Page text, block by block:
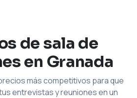
de sala de
en Granada
más competitivos para que
entrevistas y reuniones en un